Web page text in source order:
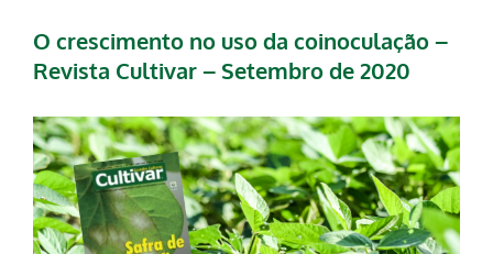
O crescimento no uso da coinoculação –
Revista Cultivar – Setembro de 2020
View
Larger
Image